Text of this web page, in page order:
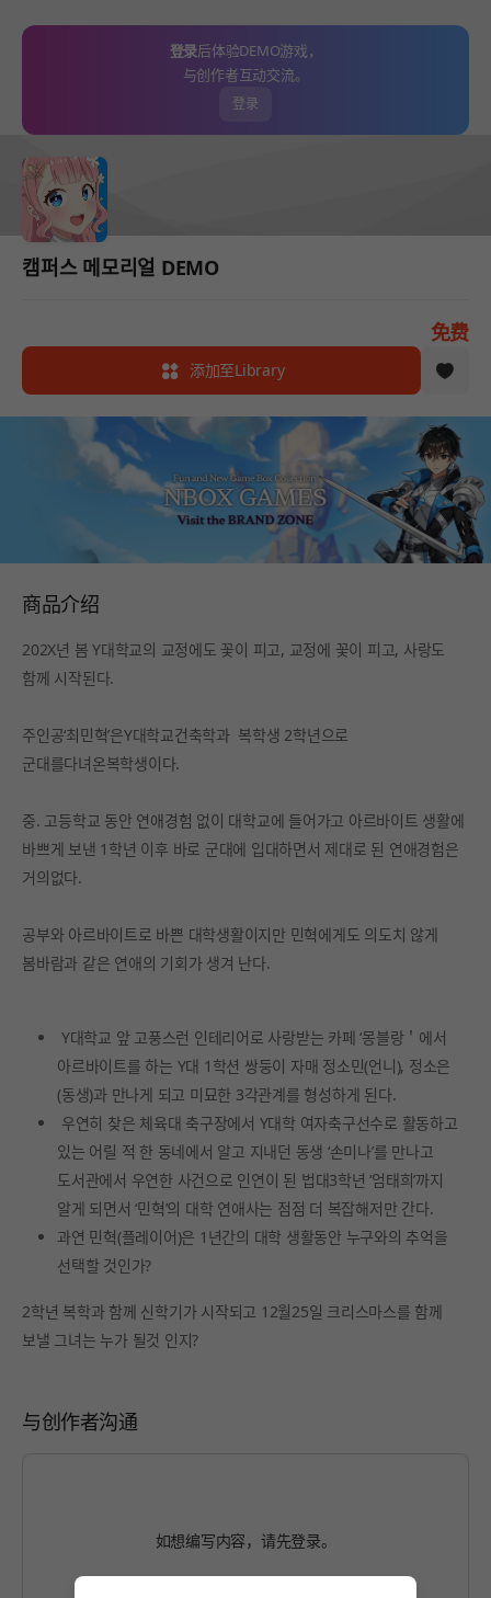
登录后体验DEMO游戏，
与创作者互动交流。
登录
캠퍼스 메모리얼 DEMO
免费
添加至Library
商品介绍
202X년 봄 Y대학교의 교정에도 꽃이 피고, 교정에 꽃이 피고, 사랑도
함께 시작된다.
주인공‘최민혁’은Y대학교건축학과 복학생 2학년으로
군대를다녀온복학생이다.
중. 고등학교 동안 연애경험 없이 대학교에 들어가고 아르바이트 생활에
바쁘게 보낸 1학년 이후 바로 군대에 입대하면서 제대로 된 연애경험은
거의없다.
공부와 아르바이트로 바쁜 대학생활이지만 민혁에게도 의도치 않게
봄바람과 같은 연애의 기회가 생겨 난다.
Y대학교 앞 고풍스런 인테리어로 사랑받는 카페 ‘몽블랑＇에서
아르바이트를 하는 Y대 1학션 쌍둥이 자매 정소민(언니), 정소은
(동생)과 만나게 되고 미묘한 3각관계를 형성하게 된다.
우연히 찾은 체육대 축구장에서 Y대학 여자축구선수로 활동하고
있는 어릴 적 한 동네에서 알고 지내던 동생 ‘손미나’를 만나고
도서관에서 우연한 사건으로 인연이 된 법대3학년 ‘엄태희’까지
알게 되면서 ‘민혁’의 대학 연애사는 점점 더 복잡해저만 간다.
과연 민혁(플레이어)은 1년간의 대학 생활동안 누구와의 추억을
선택할 것인가?
2학년 복학과 함께 신학기가 시작되고 12월25일 크리스마스를 함께
보낼 그녀는 누가 될것 인지?
与创作者沟通
如想编写内容，请先登录。